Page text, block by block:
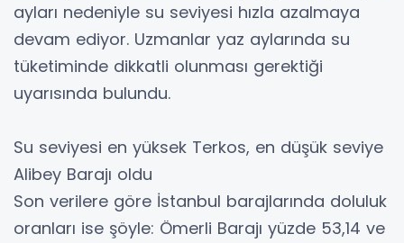
ayları nedeniyle su seviyesi hızla azalmaya
devam ediyor. Uzmanlar yaz aylarında su
tüketiminde dikkatli olunması gerektiği
uyarısında bulundu.
Su seviyesi en yüksek Terkos, en düşük seviye
Alibey Barajı oldu
Son verilere göre İstanbul barajlarında doluluk
oranları ise şöyle: Ömerli Barajı yüzde 53,14 ve